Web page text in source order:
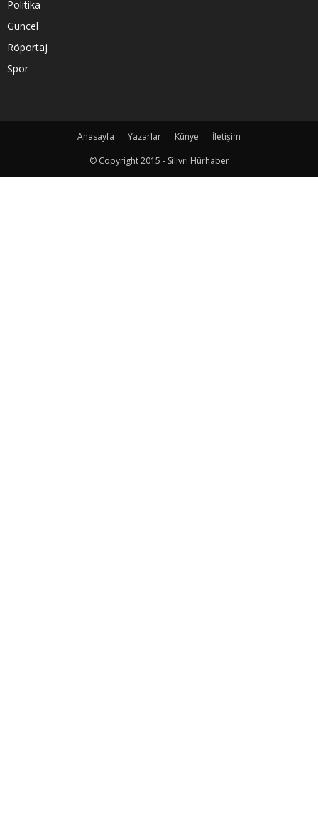
Politika
Güncel
Röportaj
Spor
Anasayfa Yazarlar Künye
İletişim
© Copyright 2015 - Silivri Hürhaber